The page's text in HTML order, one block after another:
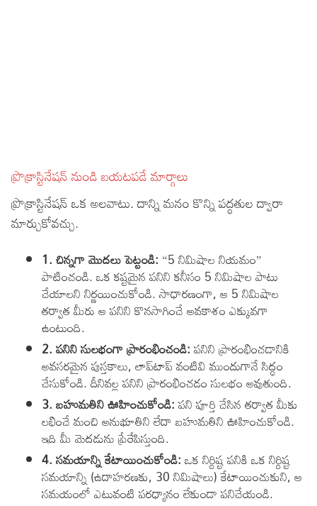
ప్రొక్రాస్టినేషన్ నుండి బయటపడే మార్గాలు
ప్రొక్రాస్టినేషన్ ఒక అలవాటు. దాన్ని మనం కొన్ని పద్ధతుల ద్వారా
మార్చుకోవచ్చు.
1. చిన్నగా మొదలు పెట్టండి: “5 నిమిషాల నియమం”
పాటించండి. ఒక కష్టమైన పనిని కనీసం 5 నిమిషాల పాటు
చేయాలని నిర్ణయించుకోండి. సాధారణంగా, ఆ 5 నిమిషాల
తర్వాత మీరు ఆ పనిని కొనసాగించే అవకాశం ఎక్కువగా
ఉంటుంది.
2. పనిని సులభంగా ప్రారంభించండి:పనిని ప్రారంభించడానికి
అవసరమైన పుస్తకాలు, లాప్‌టాప్ వంటివి ముందుగానే సిద్ధం
చేసుకోండి. దీనివల్ల పనిని ప్రారంభించడం సులభం అవుతుంది.
3. బహుమతిని ఊహించుకోండి:పని పూర్తి చేసిన తర్వాత మీకు
లభించే మంచి అనుభూతిని లేదా బహుమతిని ఊహించుకోండి.
ఇది మీ మెదడును ప్రేరేపిస్తుంది.
4. సమయాన్ని కేటాయించుకోండి:ఒక నిర్దిష్ట పనికి ఒక నిర్దిష్ట
సమయాన్ని (ఉదాహరణకు, 30 నిమిషాలు) కేటాయించుకుని, ఆ
సమయంలో ఎటువంటి పరధ్యానం లేకుండా పనిచేయండి.